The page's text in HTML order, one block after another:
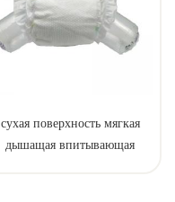
сухая поверхность мягкая
дышащая впитывающая